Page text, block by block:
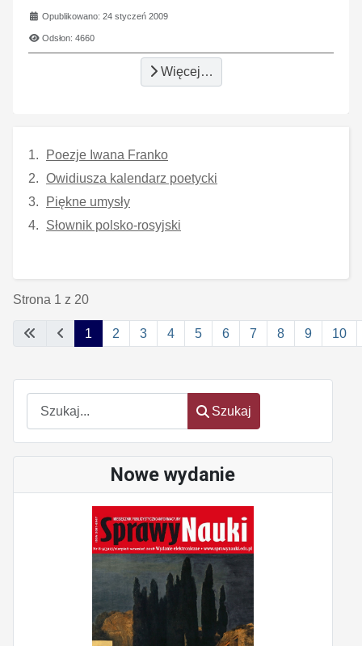
Szukaj
Szukaj
Nowe wydanie
Opublikowano: 24 styczeń 2009
Odsłon: 4660
Więcej…
Poezje Iwana Franko
Owidiusza kalendarz poetycki
Piękne umysły
Słownik polsko-rosyjski
Strona 1 z 20
1 2 3 4 5 6 7 8 9 10